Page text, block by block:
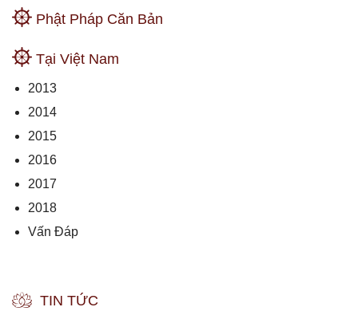
Phật Pháp Căn Bản
Tại Việt Nam
2013
2014
2015
2016
2017
2018
Vấn Đáp
TIN TỨC